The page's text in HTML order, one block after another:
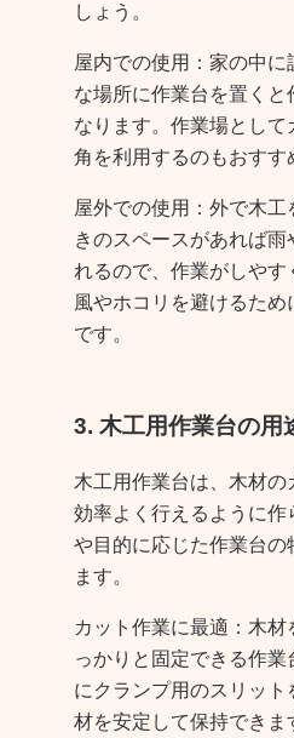
しょう。
屋内での使用：家の中
な場所に作業台を置くと
なります。作業場として
角を利用するのもおすす
屋外での使用：外で木
きのスペースがあれば雨
れるので、作業がしやす
風やホコリを避けるた
です。
3. 木工用作業台の用
木工用作業台は、木材の
効率よく行えるように作
や目的に応じた作業台の
ます。
カット作業に最適：木材
っかりと固定できる作業
にクランプ用のスリット
材を安定して保持できま